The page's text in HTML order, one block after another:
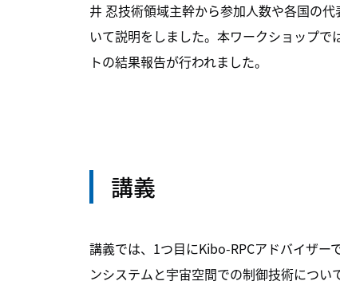
井 忍技術領域主幹から参加人数や各国の
いて説明をしました。本ワークショップ
トの結果報告が行われました。
講義
講義では、1つ目にKibo-RPCアドバイザー
ンシステムと宇宙空間での制御技術につ